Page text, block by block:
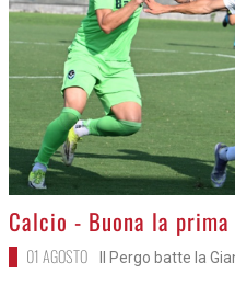
>
Calcio - Buona la prima
01 AGOSTO Il Pergo batte la